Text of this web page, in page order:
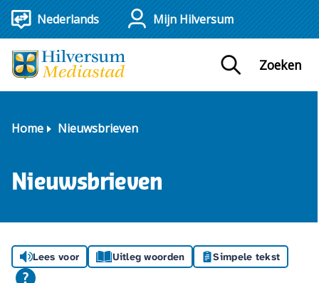
Mijn Hilversum
Zoeken
Home Nieuwsbrieven
Nieuwsbrieven
Lees voor Uitleg woorden Simpele tekst